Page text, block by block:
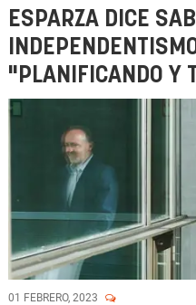
ESPARZA DICE
"PLANIFICANDO Y
01 FEBRERO, 2023